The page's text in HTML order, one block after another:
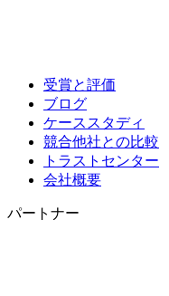
受賞と評価
ブログ
ケーススタディ
競合他社との比較
トラストセンター
会社概要
パートナー